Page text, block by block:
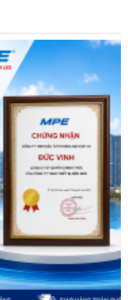
kích thước bề
cơ TeSys Deca
cho phép các kỹ sư
nhau (side by
tối ưu hóa không
hợp với các tủ điện
tiên tiến:
nghệEverLink độc
dòng ATS130. Cơ
chặt lên dây cáp
tượng lỏng đầu
với đầu nối điều
không cần bảo trì
chi phí kỹ thuật